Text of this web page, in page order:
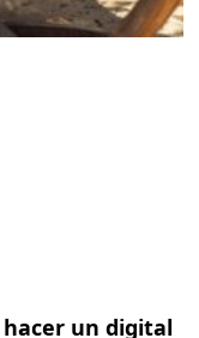
hacer un digital